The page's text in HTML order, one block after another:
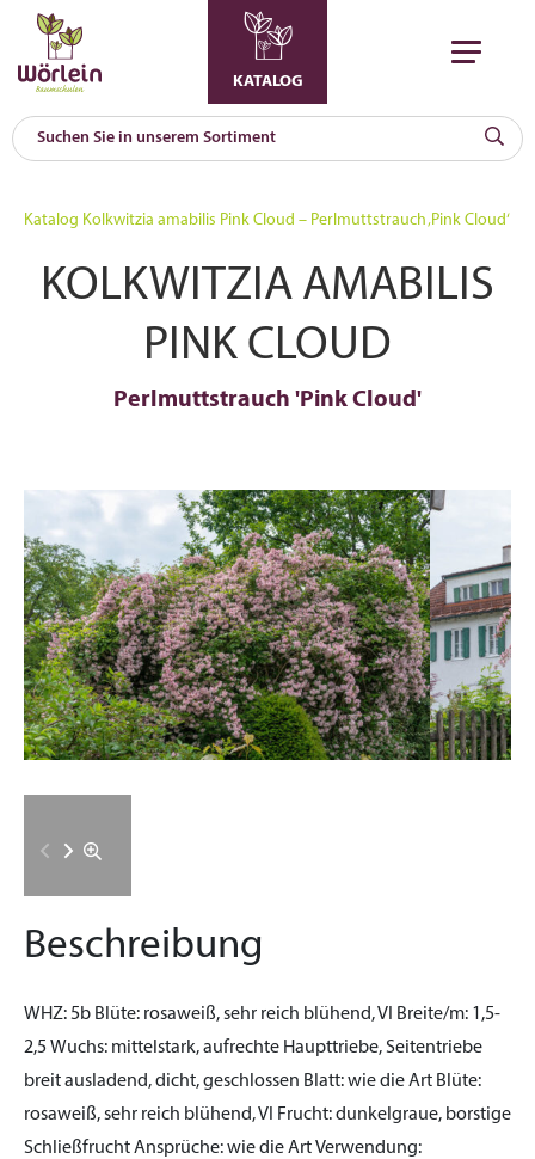
KATALOG
Katalog Kolkwitzia amabilis Pink Cloud – Perlmuttstrauch ‚Pink Cloud‘
KOLKWITZIA AMABILIS
PINK CLOUD
Perlmuttstrauch 'Pink Cloud'
Beschreibung
WHZ:5b Blüte: rosaweiß, sehr reich blühend, VI Breite/m: 1,5-
2,5Wuchs: mittelstark, aufrechte Haupttriebe, Seitentriebe
breit ausladend, dicht, geschlossen Blatt:wie die Art Blüte:
rosaweiß, sehr reich blühend, VI Frucht:dunkelgraue, borstige
SchließfruchtAnsprüche:wie die ArtVerwendung: